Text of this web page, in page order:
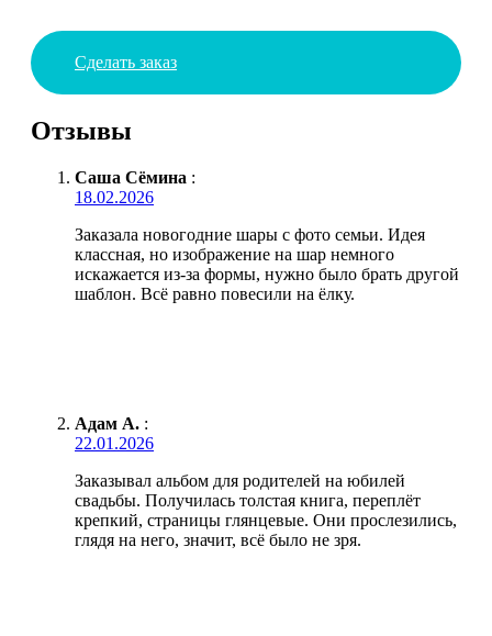
Сделать заказ
Отзывы
Саша Сёмина :
18.02.2026
Заказала новогодние шары с фото семьи. Идея
классная, но изображение на шар немного
искажается из-за формы, нужно было брать другой
шаблон. Всё равно повесили на ёлку.
Адам А. :
22.01.2026
Заказывал альбом для родителей на юбилей
свадьбы. Получилась толстая книга, переплёт
крепкий, страницы глянцевые. Они прослезились,
глядя на него, значит, всё было не зря.